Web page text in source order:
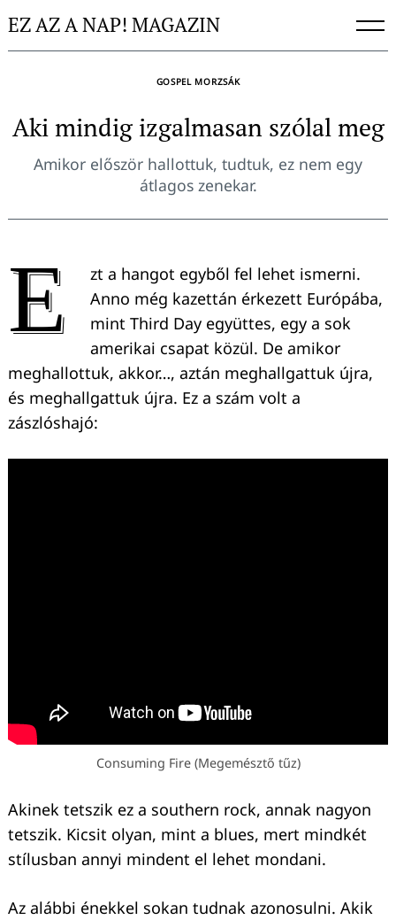
toEZ AZ A NAP! MAGAZIN
GOSPEL MORZSÁK
Aki mindig izgalmasan szólal meg
Amikor először hallottuk, tudtuk, ez nem egy
átlagos zenekar.
E
zt a hangot egyből fel lehet ismerni.
Anno még kazettán érkezett Európába,
mint Third Day együttes, egy a sok
amerikai csapat közül. De amikor
meghallottuk, akkor…, aztán meghallgattuk újra,
és meghallgattuk újra. Ez a szám volt a
zászlóshajó:
Consuming Fire (Megemésztő tűz)
Akinek tetszik ez a southern rock, annak nagyon
tetszik. Kicsit olyan, mint a blues, mert mindkét
stílusban annyi mindent el lehet mondani.
Az alábbi énekkel sokan tudnak azonosulni. Akik